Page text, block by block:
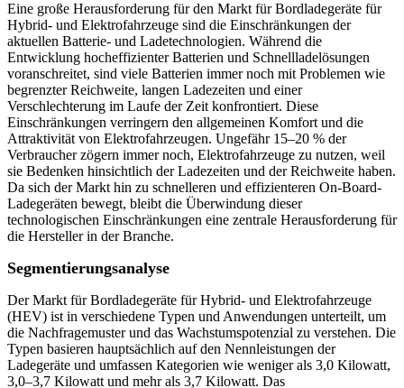
Eine große Herausforderung für den Markt für Bordladegeräte für
Hybrid- und Elektrofahrzeuge sind die Einschränkungen der
aktuellen Batterie- und Ladetechnologien. Während die
Entwicklung hocheffizienter Batterien und Schnellladelösungen
voranschreitet, sind viele Batterien immer noch mit Problemen wie
begrenzter Reichweite, langen Ladezeiten und einer
Verschlechterung im Laufe der Zeit konfrontiert. Diese
Einschränkungen verringern den allgemeinen Komfort und die
Attraktivität von Elektrofahrzeugen. Ungefähr 15–20 % der
Verbraucher zögern immer noch, Elektrofahrzeuge zu nutzen, weil
sie Bedenken hinsichtlich der Ladezeiten und der Reichweite haben.
Da sich der Markt hin zu schnelleren und effizienteren On-Board-
Ladegeräten bewegt, bleibt die Überwindung dieser
technologischen Einschränkungen eine zentrale Herausforderung für
die Hersteller in der Branche.
Segmentierungsanalyse
Der Markt für Bordladegeräte für Hybrid- und Elektrofahrzeuge
(HEV) ist in verschiedene Typen und Anwendungen unterteilt, um
die Nachfragemuster und das Wachstumspotenzial zu verstehen. Die
Typen basieren hauptsächlich auf den Nennleistungen der
Ladegeräte und umfassen Kategorien wie weniger als 3,0 Kilowatt,
3,0–3,7 Kilowatt und mehr als 3,7 Kilowatt. Das